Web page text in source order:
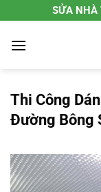
đến
nội
SỬA NHÀ
Thi Công
Đường Bông